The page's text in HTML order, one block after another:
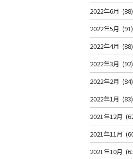
2022年6月 (88)
2022年5月 (91)
2022年4月 (88)
2022年3月 (92)
2022年2月 (84)
2022年1月 (83)
2021年12月
2021年11月
2021年10月